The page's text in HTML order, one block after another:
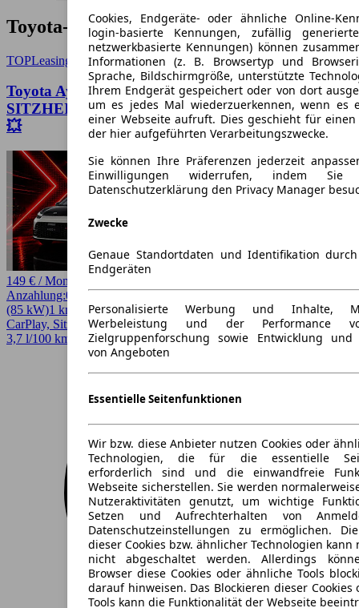
Toyota-Angebote in Hannover
TOPLeasing
Toyota Aygo 💥X HYBRID - ACTIVE -
SITZHEIZUNG - CARPLAY - SONDERAKTION
💥
149 € / Monat
Anzahlung:0,00 €
(85 kW)1 km EZ 08/2026 AutomatikKleinwagen
4 Türen
CarPlay, Sitzheizung
3,7 l/100 km (komb.)* · 85 g/km CO2* · CO2-Klasse B
Cookies, Endgeräte- oder ähnliche Online-
login-basierte Kennungen, zufällig
netzwerkbasierte Kennungen) können
Informationen (z. B. Browsertyp und
Sprache, Bildschirmgröße, unterstützte
Ihrem Endgerät gespeichert oder von dort
um es jedes Mal wiederzuerkennen, wenn es
einer Webseite aufruft. Dies geschieht für
der hier aufgeführten Verarbeitungszwecke.
Sie können Ihre Präferenzen jederzeit
Einwilligungen widerrufen, indem
Datenschutzerklärung den Privacy Manager
Zwecke
Genaue Standortdaten und Identifikation
Endgeräten
Personalisierte Werbung und Inhalte,
Werbeleistung und der Performance
Zielgruppenforschung sowie Entwicklung und
von Angeboten
Essentielle Seitenfunktionen
Wir bzw. diese Anbieter nutzen Cookies oder
Technologien, die für die essentielle
erforderlich sind und die einwandfreie
Webseite sicherstellen. Sie werden
Nutzeraktivitäten genutzt, um wichtige
Setzen und Aufrechterhalten von
Datenschutzeinstellungen zu ermöglichen.
dieser Cookies bzw. ähnlicher Technologien kann
nicht abgeschaltet werden. Allerdings
Browser diese Cookies oder ähnliche Tools
darauf hinweisen. Das Blockieren dieser
Tools kann die Funktionalität der Webseite